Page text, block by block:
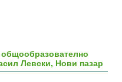
Левски, Нови пазар